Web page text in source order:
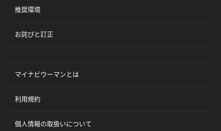
推奨環境
お詫びと訂正
マイナビウーマンとは
利用規約
個人情報の取扱いについて